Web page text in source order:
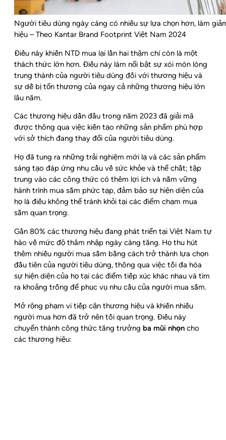
Người tiêu dùng ngày càng có nhiều sự lựa chọn hơn, làm
hiệu – Theo Kantar Brand Footprint Việt Nam 2024
Điều này khiến NTD mua lại lần hai thậm chí còn là một
thách thức lớn hơn. Điều này làm nổi bật sự xói mòn lòng
trung thành của người tiêu dùng đối với thương hiệu và
sự dễ bị tổn thương của ngay cả những thương hiệu lớn
lâu năm.
Các thương hiệu dẫn đầu trong năm 2023 đã giải mã
được thông qua việc kiến tạo những sản phẩm phù hợp
với sở thích đang thay đổi của người tiêu dùng.
Họ đã tung ra những trải nghiệm mới lạ và các sản phẩm
sáng tạo đáp ứng nhu cầu về sức khỏe và thể chất; tập
trung vào các công thức có thêm lợi ích và nắm vững
hành trình mua sắm phức tạp, đảm bảo sự hiện diện của
họ là điều không thể tránh khỏi tại các điểm chạm mua
sắm quan trọng.
Gần 80% các thương hiệu đang phát triển tại Việt Nam tự
hào về mức độ thâm nhập ngày càng tăng. Họ thu hút
thêm nhiều người mua sắm bằng cách trở thành lựa chọn
đầu tiên của người tiêu dùng, thông qua việc tối đa hóa
sự hiện diện của họ tại các điểm tiếp xúc khác nhau và tìm
ra khoảng trống để phục vụ nhu cầu của người mua sắm.
Mở rộng phạm vi tiếp cận thương hiệu và khiến nhiều
người mua hơn đã trở nên tối quan trọng. Điều này
chuyển thành công thức tăng trưởng ba mũi nhọn cho
các thương hiệu: